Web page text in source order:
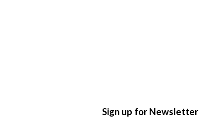
Sign up for Newsletter